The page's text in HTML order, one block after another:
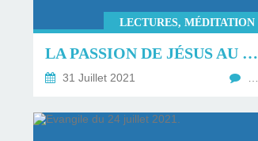
LECTURES, MÉDITATION
LA PASSION DE JÉSUS AU LONG DES QUATRE ÉVANGILES.
31 Juillet 2021